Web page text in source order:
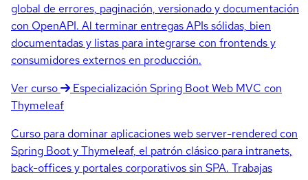
global de errores, paginación, versionado y documentación
con OpenAPI. Al terminar entregas APIs sólidas, bien
documentadas y listas para integrarse con frontends y
consumidores externos en producción.
Ver curso
Especialización Spring Boot Web MVC con
Thymeleaf
Curso para dominar aplicaciones web server-rendered con
Spring Boot y Thymeleaf, el patrón clásico para intranets,
back-offices y portales corporativos sin SPA. Trabajas